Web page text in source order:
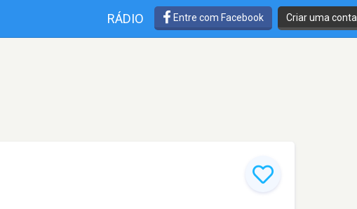
RÁDIO Entre com Facebook Criar uma conta